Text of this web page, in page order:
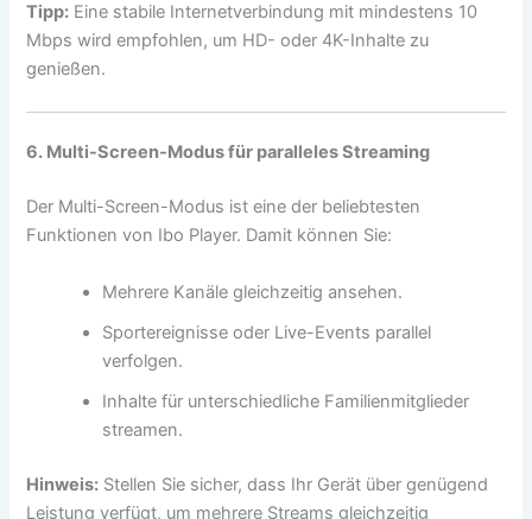
Tipp: Eine stabile Internetverbindung mit mindestens 10
Mbps wird empfohlen, um HD- oder 4K-Inhalte zu
genießen.
6. Multi-Screen-Modus für paralleles Streaming
Der Multi-Screen-Modus ist eine der beliebtesten
Funktionen von Ibo Player. Damit können Sie:
Mehrere Kanäle gleichzeitig ansehen.
Sportereignisse oder Live-Events parallel
verfolgen.
Inhalte für unterschiedliche Familienmitglieder
streamen.
Hinweis: Stellen Sie sicher, dass Ihr Gerät über genügend
Leistung verfügt, um mehrere Streams gleichzeitig